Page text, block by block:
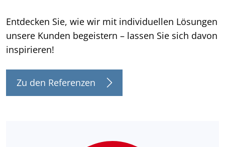
Entdecken Sie, wie wir mit individuellen Lösungen
unsere Kunden begeistern – lassen Sie sich davon
inspirieren!
Zu den Referenzen